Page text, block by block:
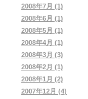
2008年7月 (1)
2008年6月 (1)
2008年5月 (1)
2008年4月 (1)
2008年3月 (3)
2008年2月 (1)
2008年1月 (2)
2007年12月 (4)